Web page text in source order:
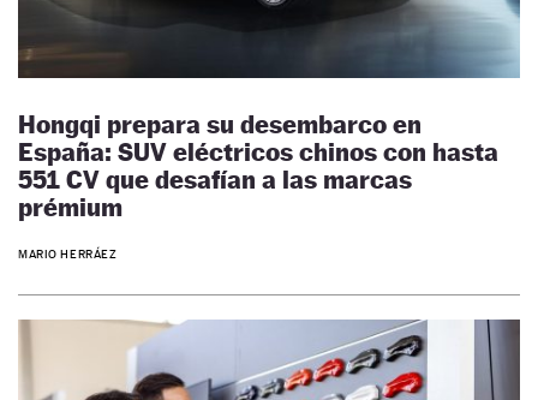
Hongqi prepara su desembarco en
España: SUV eléctricos chinos con hasta
551 CV que desafían a las marcas
prémium
MARIO HERRÁEZ